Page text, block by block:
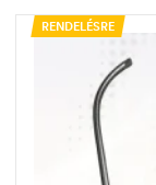
RENDELÉSRE